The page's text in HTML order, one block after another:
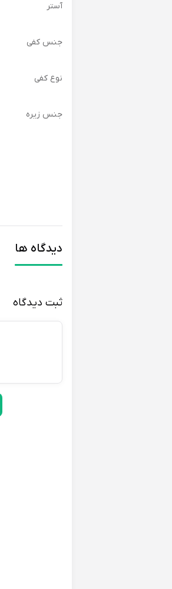
آستر
جنس کفی
نوع کفی
جنس زیره
دیدگاه ها
ثبت دیدگاه